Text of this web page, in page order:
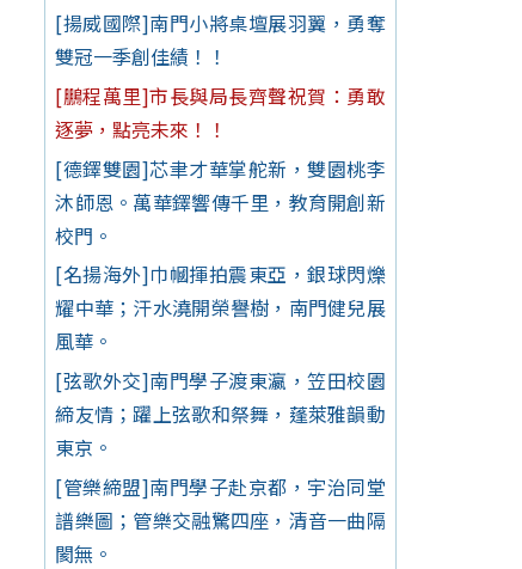
[揚威國際]南門小將桌壇展羽翼，勇奪
雙冠一季創佳績！！
[鵬程萬里]市長與局長齊聲祝賀：勇敢
逐夢，點亮未來！！
[德鐸雙園]芯聿才華掌舵新，雙園桃李
沐師恩。萬華鐸響傳千里，教育開創新
校門。
[名揚海外]巾幗揮拍震東亞，銀球閃爍
耀中華；汗水澆開榮譽樹，南門健兒展
風華。
[弦歌外交]南門學子渡東瀛，笠田校園
締友情；躍上弦歌和祭舞，蓬萊雅韻動
東京。
[管樂締盟]南門學子赴京都，宇治同堂
譜樂圖；管樂交融驚四座，清音一曲隔
閡無。